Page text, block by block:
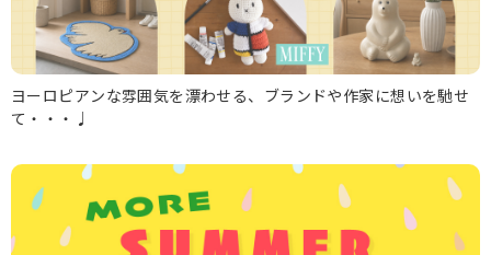
ヨーロピアンな雰囲気を漂わせる、ブランドや作家に想いを馳せ
て・・・♩